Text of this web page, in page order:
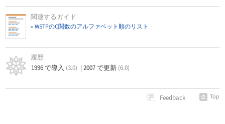
関連するガイド
WSTPのC関数のアルファベット順のリスト
履歴
1996 で導入 (3.0) | 2007 で更新 (6.0)
Feedback Top